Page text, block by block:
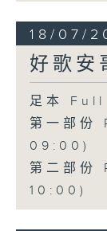
18/07/
好歌安
足本
第一部
09:00)
第二部
10:00)